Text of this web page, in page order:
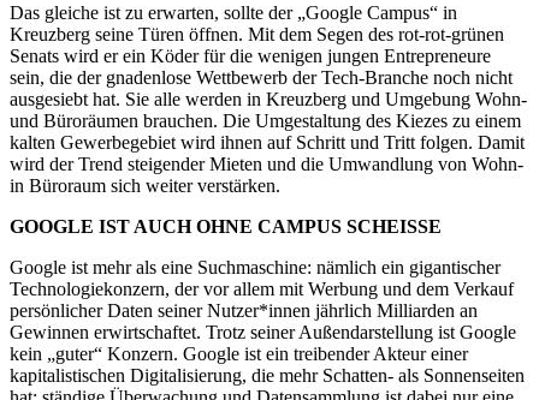
Das gleiche ist zu erwarten, sollte der „Google Campus“ in
Kreuzberg seine Türen öffnen. Mit dem Segen des rot-rot-grünen
Senats wird er ein Köder für die wenigen jungen Entrepreneure
sein, die der gnadenlose Wettbewerb der Tech-Branche noch nicht
ausgesiebt hat. Sie alle werden in Kreuzberg und Umgebung Wohn-
und Büroräumen brauchen. Die Umgestaltung des Kiezes zu einem
kalten Gewerbegebiet wird ihnen auf Schritt und Tritt folgen. Damit
wird der Trend steigender Mieten und die Umwandlung von Wohn-
in Büroraum sich weiter verstärken.
GOOGLE IST AUCH OHNE CAMPUS SCHEISSE
Google ist mehr als eine Suchmaschine: nämlich ein gigantischer
Technologiekonzern, der vor allem mit Werbung und dem Verkauf
persönlicher Daten seiner Nutzer*innen jährlich Milliarden an
Gewinnen erwirtschaftet. Trotz seiner Außendarstellung ist Google
kein „guter“ Konzern. Google ist ein treibender Akteur einer
kapitalistischen Digitalisierung, die mehr Schatten- als Sonnenseiten